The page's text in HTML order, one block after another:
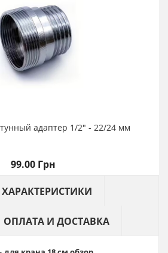
адаптер 1/2" - 22/24 мм
99.00 Грн
ХАРАКТЕРИСТИКИ
ОПЛАТА И ДОСТАВКА